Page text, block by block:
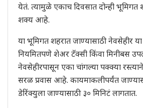
येतं. त्यामुळे एकाच दिवसात दोन्ही
शक्य आहे.
या भूमिगत शहरात जाण्यासाठी नेवसेहीर
नियमितपणे शेअर टॅक्सी किंवा मिनीबस
नेवसेहीरपासून एका चांगल्या पक्क्या
सरळ प्रवास आहे. कायमाकलीपर्यंत
डेरिंक्युला जाण्यासाठी ३० मिनिटं लागतात.